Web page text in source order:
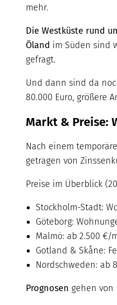
mehr.
Die Westküste rund
Öland im Süden sind
gefragt.
Und dann sind da
80.000 Euro, größere
Markt & Preise:
Nach einem
getragen von
Preise im Überblick
Stockholm-Stadt:
Göteborg:
Malmö: ab 2.500 €/
Gotland & Skåne:
Nordschweden: ab
Prognosen gehen von